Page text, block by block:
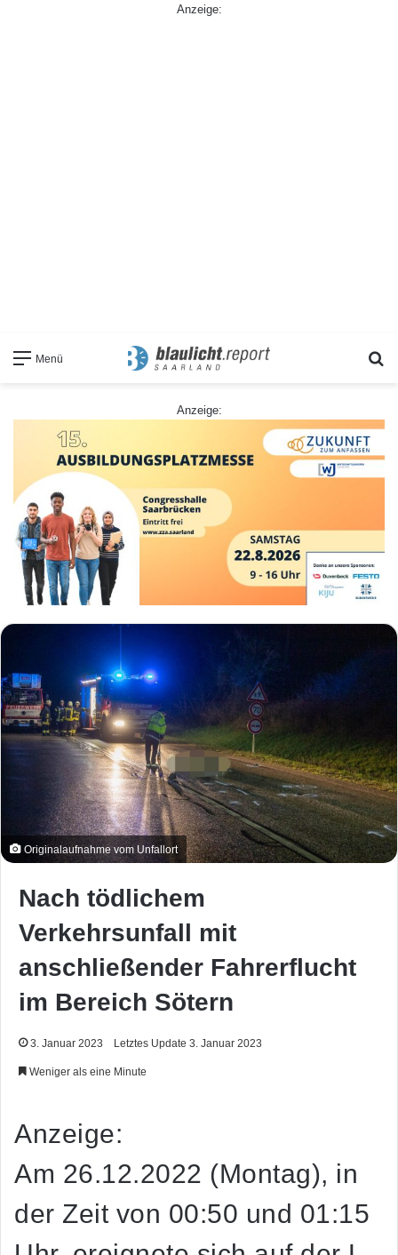
Anzeige:
Menü
Anzeige:
Originalaufnahme vom Unfallort
Nach tödlichem
Verkehrsunfall mit
anschließender Fahrerflucht
im Bereich Sötern
3. Januar 2023 Letztes Update 3. Januar 2023
Weniger als eine Minute
Anzeige:
Am 26.12.2022 (Montag), in
der Zeit von 00:50 und 01:15